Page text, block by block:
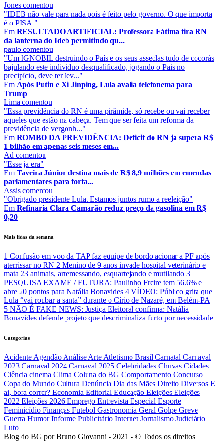
Jones comentou
"IDEB não vale para nada pois é feito pelo governo. O que importa
é o PISA."
Em RESULTADO ARTIFICIAL: Professora Fátima tira RN
da lanterna do Ideb permitindo qu...
paulo comentou
"Um IGNOBIL destruindo o País e os seus asseclas tudo de cocorás
bajulando este individuo desqualificado, jogando o Pais no
precipício, deve ter lev..."
Em Após Putin e Xi Jinping, Lula avalia telefonema para
Trump
Lima comentou
"Essa previdência do RN é uma pirâmide, só recebe ou vai receber
aqueles que estão na cabeça. Tem que ser feita um reforma da
previdência de vergonh..."
Em ROMBO DA PREVIDÊNCIA: Déficit do RN já supera R$
1 bilhão em apenas seis meses em...
Ad comentou
"Esse ja era"
Em Taveira Júnior destina mais de R$ 8,9 milhões em emendas
parlamentares para forta...
Assis comentou
"Obrigado presidente Lula. Estamos juntos rumo a reeleição"
Em Refinaria Clara Camarão reduz preço da gasolina em R$
0,20
Mais lidas da semana
1 Confusão em voo da TAP faz equipe de bordo acionar a PF após
aterrissar no RN 2 Menino de 9 anos invade hospital veterinário e
mata 23 animais, arremessando, esquartejando e mutilando 3
PESQUISA EXAME / FUTURA: Paulinho Freire tem 56.6% e
abre 20 pontos para Natália Bonavides 4 VÍDEO: Público grita que
Lula “vai roubar a santa” durante o Círio de Nazaré, em Belém-PA
5 NÃO É FAKE NEWS: Justiça Eleitoral confirma: Natália
Bonavides defende projeto que descriminaliza furto por necessidade
Categorias
Acidente Agendão Análise Arte Atletismo Brasil Carnatal Carnaval
2023 Carnaval 2024 Carnaval 2025 Celebridades Chuvas Cidades
Ciência cinema Clima Coluna do BG Comportamento Concurso
Copa do Mundo Cultura Denúncia Dia das Mães Direito Diversos E
ai, bora correr? Economia Editorial Educação Eleições Eleições
2022 Eleições 2026 Emprego Entrevista Especial Esporte
Feminicídio Finanças Futebol Gastronomia Geral Golpe Greve
Guerra HumorInforme Publicitário Internet Jornalismo Judiciário
Luto
Blog do BG por Bruno Giovanni - 2021 - © Todos os direitos